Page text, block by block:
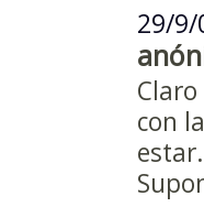
29/9/
con
estar.